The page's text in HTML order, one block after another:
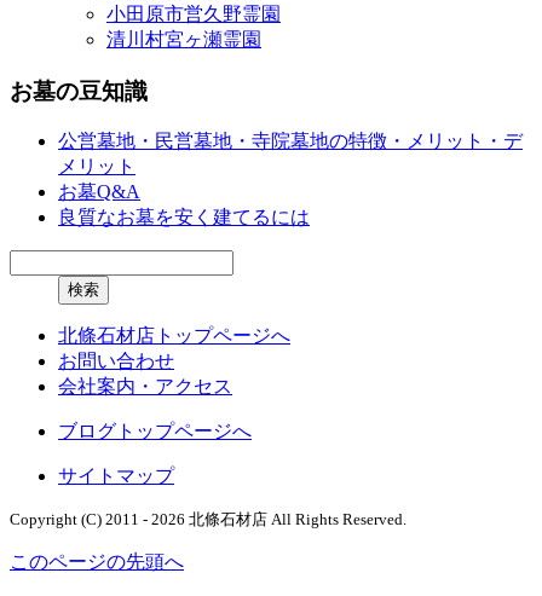
小田原市営久野霊園
清川村宮ヶ瀬霊園
お墓の豆知識
公営墓地・民営墓地・寺院墓地の特徴・メリット・デ
メリット
お墓Q&A
良質なお墓を安く建てるには
北條石材店トップページへ
お問い合わせ
会社案内・アクセス
ブログトップページへ
サイトマップ
Copyright (C) 2011 - 2026 北條石材店 All Rights Reserved.
このページの先頭へ